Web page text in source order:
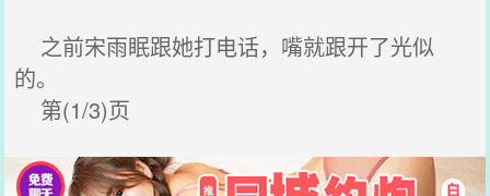
之前宋雨眠跟她打电话，嘴就跟开了光似
的。
第(1/3)页